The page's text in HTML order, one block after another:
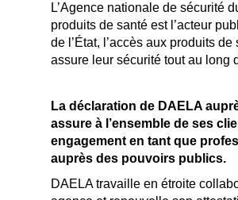
L’Agence nationale de sécurité
produits de santé est l’acteur
de l’État, l’accès aux produits
assure leur sécurité tout au long
La déclaration de DAELA
assure à l’ensemble de ses
engagement en tant que
auprès des pouvoirs publics.
DAELA travaille en étroite